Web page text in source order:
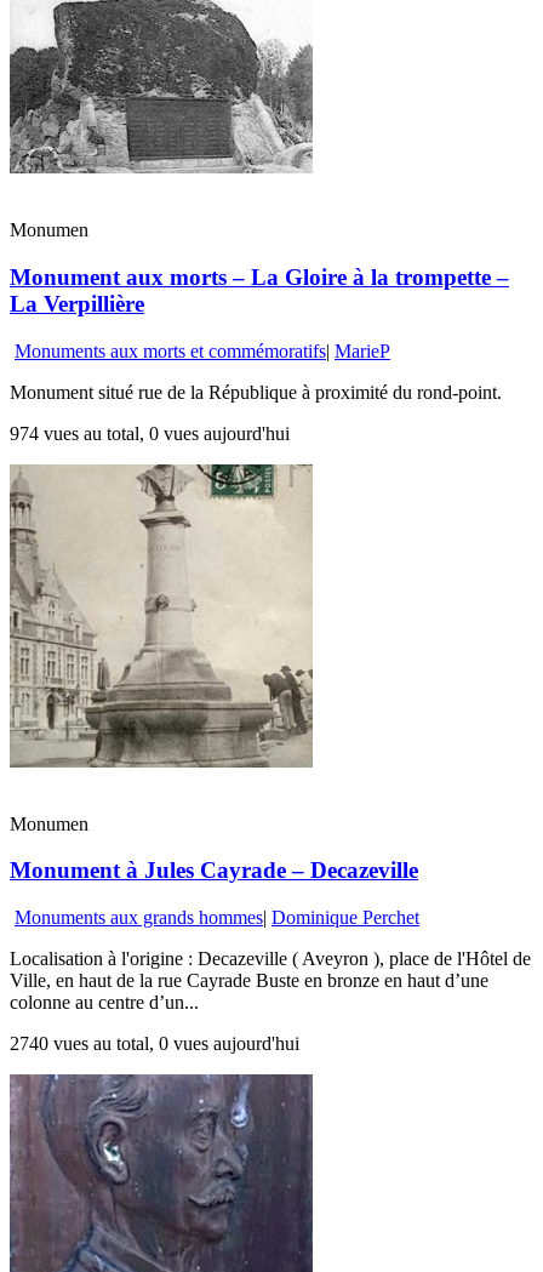
Monumen
Monument aux morts – La Gloire à la trompette –
La Verpillière
Monuments aux morts et commémoratifs| MarieP
Monument situé rue de la République à proximité du rond-point.
974 vues au total, 0 vues aujourd'hui
Monumen
Monument à Jules Cayrade – Decazeville
Monuments aux grands hommes| Dominique Perchet
Localisation à l'origine : Decazeville ( Aveyron ), place de l'Hôtel de
Ville, en haut de la rue Cayrade Buste en bronze en haut d’une
colonne au centre d’un...
2740 vues au total, 0 vues aujourd'hui